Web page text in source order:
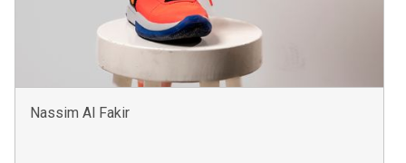
Nassim Al Fakir